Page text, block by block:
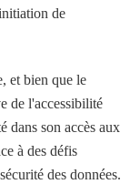
de
et bien que le
de l'accessibilité
dans son accès aux
à des défis
des données.